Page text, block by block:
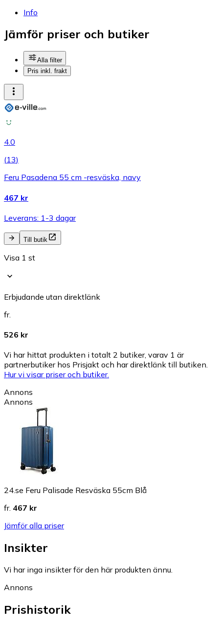
Info
Jämför priser och butiker
Alla filter
Pris inkl. frakt
4.0
(13)
Feru Pasadena 55 cm -resväska, navy
467 kr
Leverans: 1-3 dagar
Till butik
Visa 1 st
Erbjudande utan direktlänk
fr.
526 kr
Vi har hittat produkten i totalt 2 butiker, varav 1 är
partnerbutiker hos Prisjakt och har direktlänk till butiken.
Hur vi visar priser och butiker.
Annons
Annons
24.se Feru Palisade Resväska 55cm Blå
fr. 467 kr
Jämför alla priser
Insikter
Vi har inga insikter för den här produkten ännu.
Annons
Prishistorik